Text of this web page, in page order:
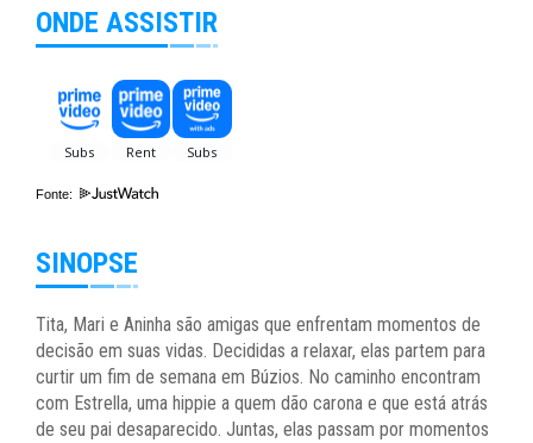
ONDE ASSISTIR
Fonte:
SINOPSE
Tita, Mari e Aninha são amigas que enfrentam momentos de
decisão em suas vidas. Decididas a relaxar, elas partem para
curtir um fim de semana em Búzios. No caminho encontram
com Estrella, uma hippie a quem dão carona e que está atrás
de seu pai desaparecido. Juntas, elas passam por momentos